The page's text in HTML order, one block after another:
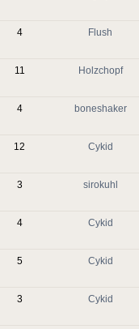
4 Flush
11 Holzchopf
4 boneshaker
12 Cykid
3 sirokuhl
4 Cykid
5 Cykid
3 Cykid